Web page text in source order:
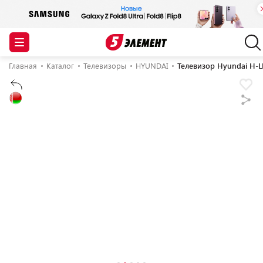
Главная Каталог Телевизоры HYUNDAI Телевизор Hyundai H-